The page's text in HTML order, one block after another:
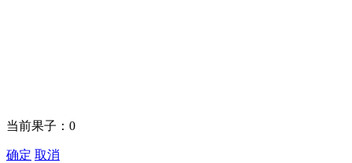
当前果子： 0
确定 取消